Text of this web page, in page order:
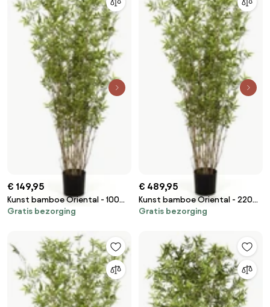
€ 149,95
Kunst bamboe Oriental - 100
cm
Gratis bezorging
€ 489,95
Kunst bamboe Oriental - 220
cm
Gratis bezorging